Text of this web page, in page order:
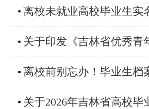
▪ 离校未就业高校毕业生实
▪ 关于印发《吉林省优秀
▪ 离校前别忘办！毕业生档
▪ 关于2026年吉林省高校